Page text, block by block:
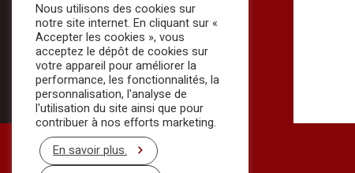
Nous utilisons des cookies sur
notre site internet. En cliquant sur «
Accepter les cookies », vous
acceptez le dépôt de cookies sur
votre appareil pour améliorer la
performance, les fonctionnalités, la
personnalisation, l'analyse de
l'utilisation du site ainsi que pour
contribuer à nos efforts marketing.
En savoir plus.